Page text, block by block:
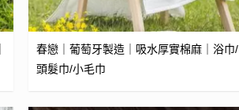
春戀｜葡萄牙製造｜吸水厚實棉麻｜浴巾/
頭髮巾/小毛巾